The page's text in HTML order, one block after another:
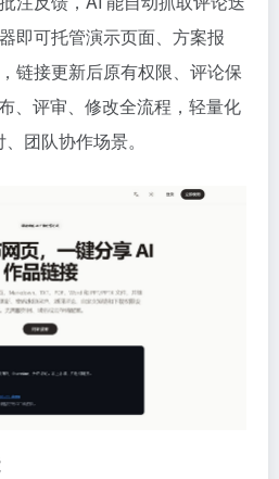
即可托管演示页面、方案报
链接更新后原有权限、评论保
、评审、修改全流程，轻量化
团队协作场景。